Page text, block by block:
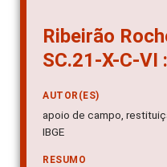
Ribeirão
SC.21-X-C-VI
AUTOR(ES)
apoio de campo,
IBGE
RESUMO